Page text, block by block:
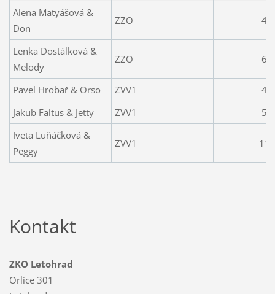
Alena Matyášová &
Don
ZZO 4
Lenka Dostálková &
Melody
ZZO 6
Pavel Hrobař & Orso ZVV1
4
Jakub Faltus & Jetty
ZVV1
5
Iveta Luňáčková &
Peggy
ZVV1 11
Kontakt
ZKO Letohrad
Orlice 301